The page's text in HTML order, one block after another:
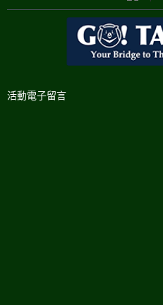
活動電子留言